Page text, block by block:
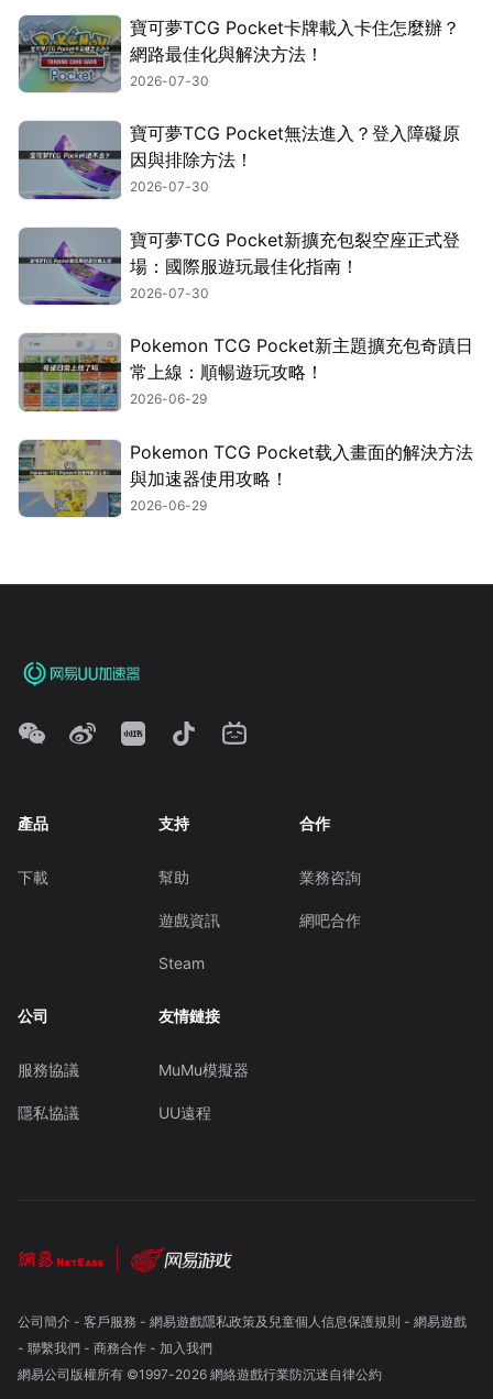
寶可夢TCG Pocket卡牌載入卡住怎麼辦？
網路最佳化與解決方法！
2026-07-30
寶可夢TCG Pocket無法進入？登入障礙原
因與排除方法！
2026-07-30
寶可夢TCG Pocket新擴充包裂空座正式登
場：國際服遊玩最佳化指南！
2026-07-30
Pokemon TCG Pocket新主題擴充包奇蹟日
常上線：順暢遊玩攻略！
2026-06-29
Pokemon TCG Pocket载入畫面的解決方法
與加速器使用攻略！
2026-06-29
產品
下載
支持
幫助
遊戲資訊
Steam
合作
業務咨詢
網吧合作
公司
服務協議
隱私協議
友情鏈接
MuMu模擬器
UU遠程
公司簡介- 客戶服務 - 網易遊戲隱私政策及兒童個人信息保護規則 - 網易遊戲
- 聯繫我們- 商務合作- 加入我們
網易公司版權所有 ©1997-2026 網絡遊戲行業防沉迷自律公約